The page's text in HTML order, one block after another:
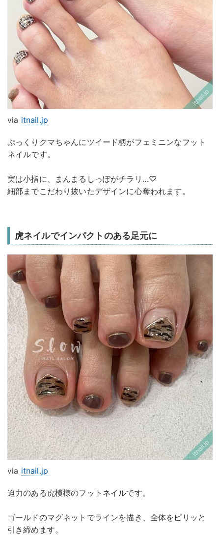
via itnail.jp
ぷっくりクマちゃんにツイード柄がフェミニンなフット
ネイルです。
実は小指に、まんまるしっぽがチラリ…♡
細部までこだわり抜いたデザインに心奪われます。
虎ネイルでインパクトのある足元に
via itnail.jp
迫力のある虎模様のフットネイルです。
ゴールドのマグネットでラインを描き、全体をピリッと
引き締めます。